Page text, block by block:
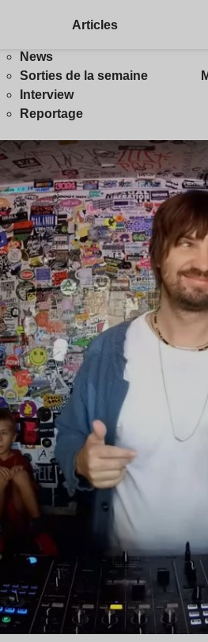
Articles
News
Sorties de la semaine
Interview
Reportage